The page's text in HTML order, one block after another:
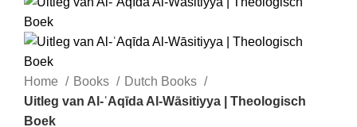
Home Books
Dutch Books
Uitleg van Al-ʿAqīda Al-Wāsitiyya | Theologisch
Boek